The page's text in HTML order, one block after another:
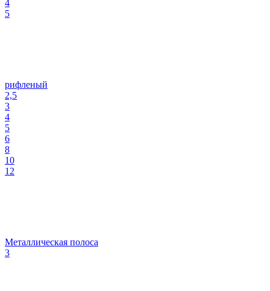
4
5
рифленый
2,5
3
4
5
6
8
10
12
Металлическая полоса
3